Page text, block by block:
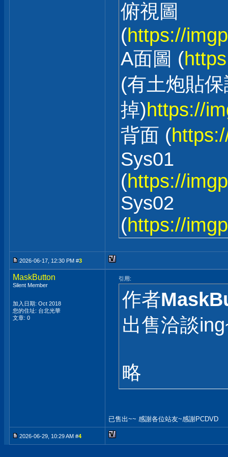
俯視圖
(https://
A面圖 (
(有土炮貼
掉)https://
背面 (
Sys01
(https://
Sys02
(https://
2026-06-17, 12:30 PM #3
MaskButton
Silent Member
加入日期: Oct 2018
您的住址: 台北光華
文章: 0
引用:
作者
出售洽談
略
已售出~~ 感謝各位站友~感謝PCDVD
2026-06-29, 10:29 AM #4